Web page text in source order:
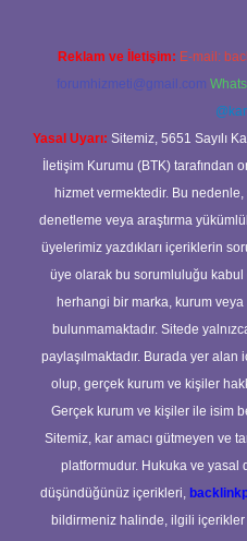
Reklam ve İletişim: E-mail:
forumhizmeti@gmail.com
Yasal Uyarı: Sitemiz, 5651 Sayılı
İletişim Kurumu (BTK) tarafından
hizmet vermektedir. Bu
denetleme veya araştırma
üyelerimiz yazdıkları içeriklerin
üye olarak bu sorumluluğu kabul
herhangi bir marka, kurum veya
bulunmamaktadır. Sitede
paylaşılmaktadır. Burada yer
olup, gerçek kurum ve kişiler
Gerçek kurum ve kişiler ile isim
Sitemiz, kar amacı gütmeyen ve
platformudur. Hukuka ve yasal
düşündüğünüz içerikleri,
bildirmeniz halinde, ilgili